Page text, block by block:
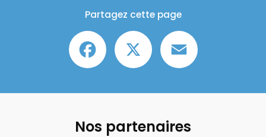
Partagez cette page
Facebook
Nos partenaires